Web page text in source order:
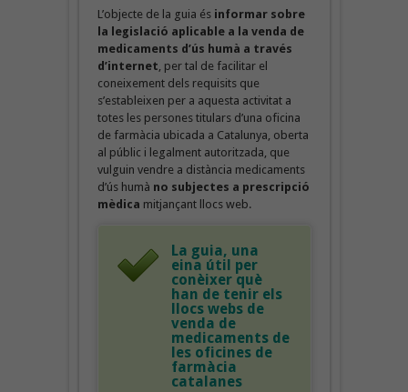
L’objecte de la guia és informar sobre
la legislació aplicable a la venda de
medicaments d’ús humà a través
d’internet, per tal de facilitar el
coneixement dels requisits que
s’estableixen per a aquesta activitat a
totes les persones titulars d’una oficina
de farmàcia ubicada a Catalunya, oberta
al públic i legalment autoritzada, que
vulguin vendre a distància medicaments
d’ús humà no subjectes a prescripció
mèdica mitjançant llocs web.
La guia, una
eina útil per
conèixer què
han de tenir els
llocs webs de
venda de
medicaments de
les oficines de
farmàcia
catalanes